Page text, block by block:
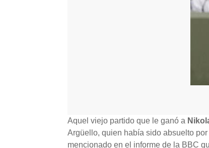
Aquel viejo partido que le ganó a
Argüello, quien había sido absuelto
mencionado en el informe de la BBC